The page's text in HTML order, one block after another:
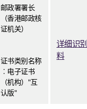
邮政署署长
（香港邮政核
证机关）
证书类别名称
︰电子证书
（机构）"互
认版"
详细识
料